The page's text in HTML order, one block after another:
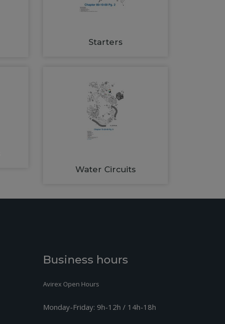
Starters
Water Circuits
Business hours
Avirex Open Hours
Monday-Friday: 9h-12h / 14h-18h